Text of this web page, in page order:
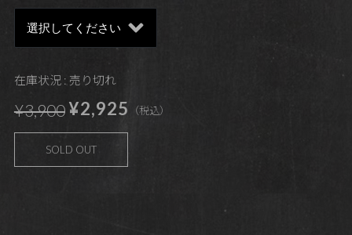
在庫状況 : 売り切れ
¥3,900¥2,925 （税込）
SOLD OUT